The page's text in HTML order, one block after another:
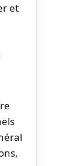
et